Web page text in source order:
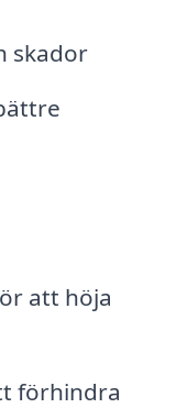
skador
att höja
förhindra